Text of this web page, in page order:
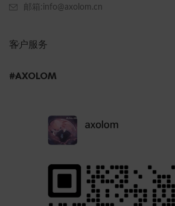
邮箱:info@axolom.cn
客户服务
#AXOLOM